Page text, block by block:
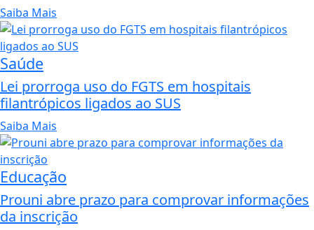
Saiba Mais
Saúde
Lei prorroga uso do FGTS em hospitais
filantrópicos ligados ao SUS
Saiba Mais
Educação
Prouni abre prazo para comprovar informações
da inscrição